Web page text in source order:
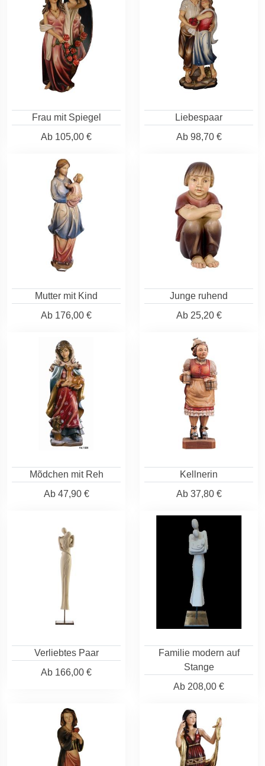
Frau mit Spiegel
Ab 105,00 €
Liebespaar
Ab98,70 €
Mutter mit Kind
Ab 176,00 €
Junge ruhend
Ab25,20 €
Mõdchen mit Reh
Ab47,90 €
Kellnerin
Ab37,80 €
Verliebtes Paar
Ab 166,00 €
Familie modern auf
Stange
Ab 208,00 €